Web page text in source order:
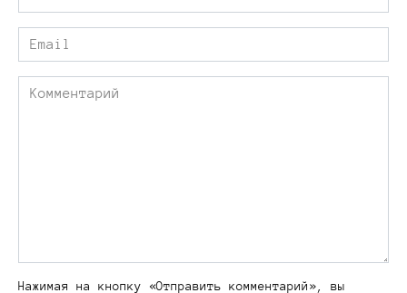
*
Email
*
Комментарий
Нажимая на кнопку «Отправить комментарий», вы